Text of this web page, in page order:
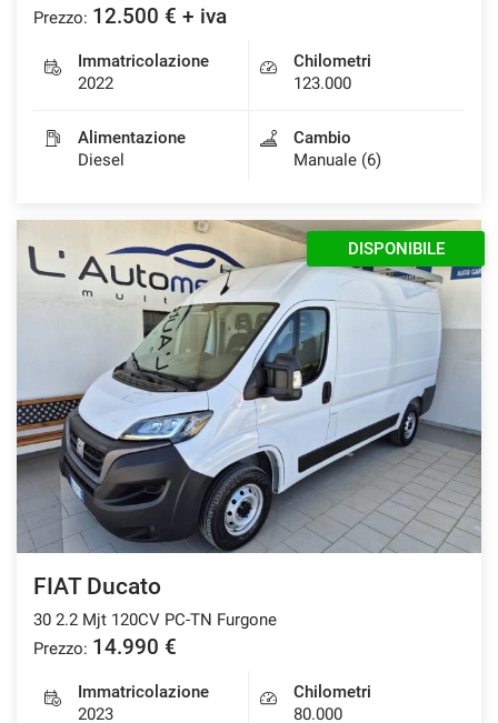
Prezzo: 12.500 € + iva
Immatricolazione
2022
Chilometri
123.000
Alimentazione
Diesel
Cambio
Manuale (6)
DISPONIBILE
FIAT Ducato
30 2.2 Mjt 120CV PC-TN Furgone
Prezzo: 14.990 €
Immatricolazione
2023
Chilometri
80.000